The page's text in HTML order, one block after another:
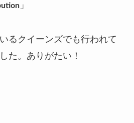
」
るクイーンズでも行われて
た。 ありがたい！